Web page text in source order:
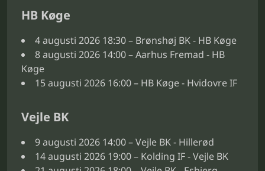
HB Køge
4 augusti 2026 18:30 – Brønshøj BK - HB Køge
8 augusti 2026 14:00 – Aarhus Fremad - HB
Køge
15 augusti 2026 16:00 – HB Køge - Hvidovre IF
Vejle BK
9 augusti 2026 14:00 – Vejle BK - Hillerød
14 augusti 2026 19:00 – Kolding IF - Vejle BK